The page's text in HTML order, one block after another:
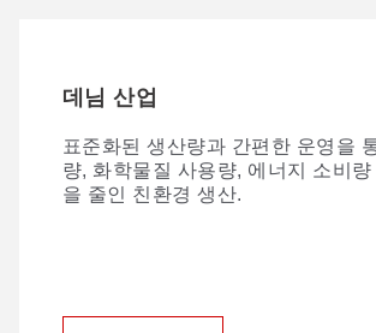
데님 산업
표준화된 생산량과 간편한 운영을
량, 화학물질 사용량, 에너지 소비
을 줄인 친환경 생산.